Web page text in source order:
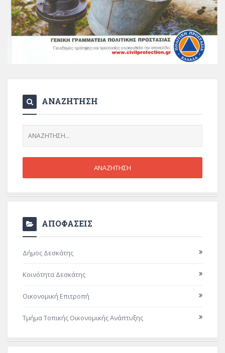
ΑΝΑΖΗΤΗΣΗ
ΑΠΟΦΑΣΕΙΣ
Δήμος Δεσκάτης
Κοινότητα Δεσκάτης
Οικονομική Επιτροπή
Τμήμα Τοπικής Οικονομικής Ανάπτυξης